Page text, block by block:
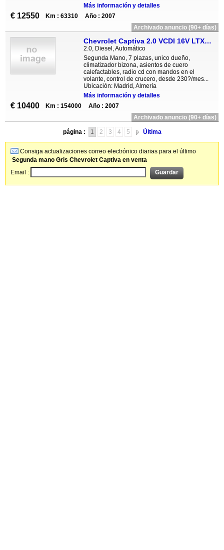
Más información y detalles
€ 12550 Km : 63310
Año : 2007
Archivado anuncio (90+ días)
Chevrolet Captiva 2.0 VCDI 16V LTX 7 Plazas Auto
2.0, Diesel, Automático
Segunda Mano, 7 plazas, unico dueño,
climatizador bizona, asientos de cuero
calefactables, radio cd con mandos en el
volante, control de crucero, desde 230?/mes...
Ubicación: Madrid, Almería
Más información y detalles
€ 10400 Km : 154000
Año : 2007
Archivado anuncio (90+ días)
página : 1 2 3 4 5 Última
Consiga actualizaciones correo electrónico diarias para el último
Segunda mano Gris Chevrolet Captiva en venta
Email :